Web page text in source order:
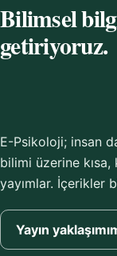
Bilimsel
getiriyoruz.
E-Psikoloji; insan
bilimi üzerine
yayımlar. İçerikler
Yayın